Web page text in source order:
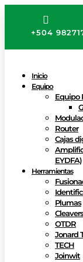

+504
Inicio
Equipo
Equipo
Router
Cajas
EYDFA)
Herramientas
Plumas
Cleavers
OTDR
Jonard
TECH
Joinwit